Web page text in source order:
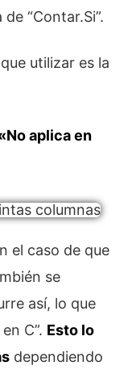
“Contar.Si”.
utilizar es la
aplica en
el caso de que
se
así, lo que
C”. Esto lo
dependiendo